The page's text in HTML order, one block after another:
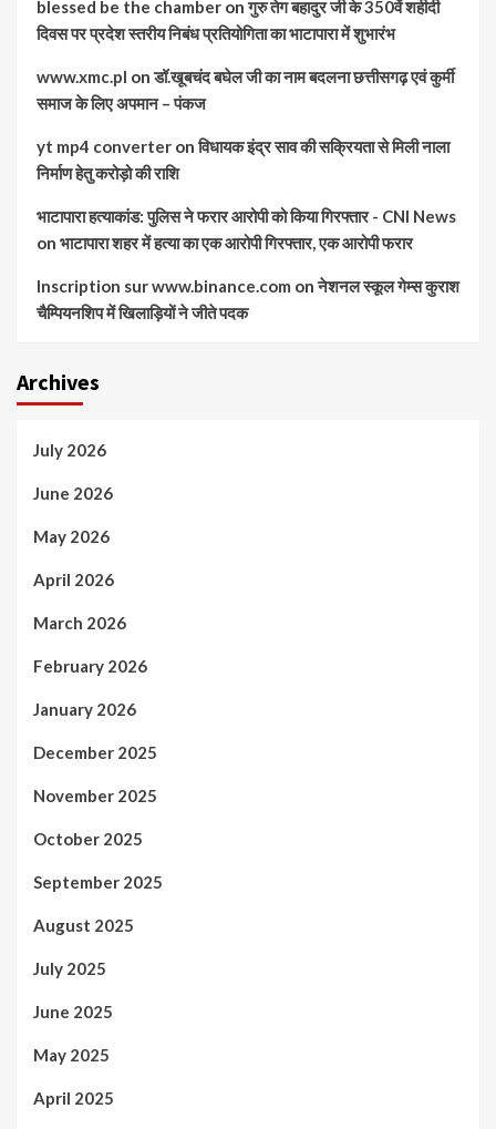
blessed be the chamber onगुरु तेग बहादुर जी के 350वें शहीदी
दिवस पर प्रदेश स्तरीय निबंध प्रतियोगिता का भाटापारा में शुभारंभ
www.xmc.pl onडॉ.खूबचंद बघेल जी का नाम बदलना छत्तीसगढ़ एवं कुर्मी
समाज के लिए अपमान – पंकज
yt mp4 converter onविधायक इंद्र साव की सक्रियता से मिली नाला
निर्माण हेतु करोड़ो की राशि
भाटापारा हत्याकांड: पुलिस ने फरार आरोपी को किया गिरफ्तार - CNI News
on भाटापारा शहर में हत्या का एक आरोपी गिरफ्तार, एक आरोपी फरार
Inscription sur www.binance.com onनेशनल स्कूल गेम्स कुराश
चैम्पियनशिप में खिलाड़ियों ने जीते पदक
Archives
July 2026
June 2026
May 2026
April 2026
March 2026
February 2026
January 2026
December 2025
November 2025
October 2025
September 2025
August 2025
July 2025
June 2025
May 2025
April 2025